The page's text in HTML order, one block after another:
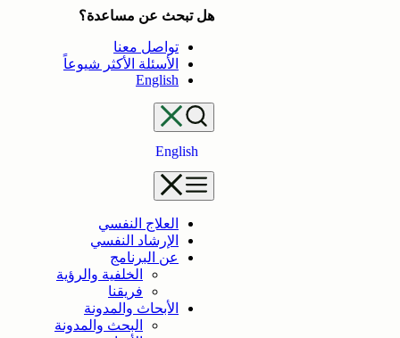
هل تبحث عن مساعدة؟
تواصل معنا
الأسئلة الأكثر شيوعاً
English
English
العلاج النفسي
الإرشاد النفسي
عن البرنامج
الخلفية والرؤية
فريقنا
الأبحاث والمدونة
البحث والمدونة